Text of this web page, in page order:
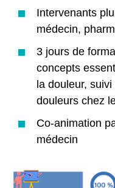
Intervenants
médecin,
3 jours de
concepts
la douleur,
douleurs chez
Co-animation
médecin